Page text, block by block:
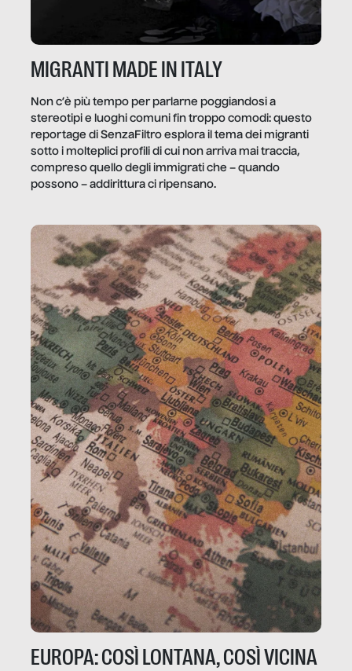
MIGRANTI MADE IN ITALY
Non c’è più tempo per parlarne poggiandosi a
stereotipi e luoghi comuni fin troppo comodi: questo
reportage di SenzaFiltro esplora il tema dei migranti
sotto i molteplici profili di cui non arriva mai traccia,
compreso quello degli immigrati che – quando
possono – addirittura ci ripensano.
EUROPA: COSÌ LONTANA, COSÌ VICINA